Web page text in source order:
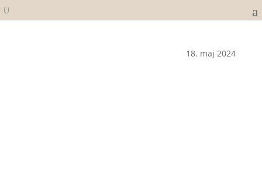
18. maj 2024